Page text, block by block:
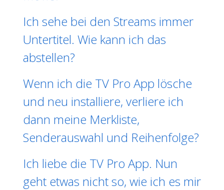
Ich sehe bei den Streams immer
Untertitel. Wie kann ich das
abstellen?
Wenn ich die TV Pro App lösche
und neu installiere, verliere ich
dann meine Merkliste,
Senderauswahl und Reihenfolge?
Ich liebe die TV Pro App. Nun
geht etwas nicht so, wie ich es mir